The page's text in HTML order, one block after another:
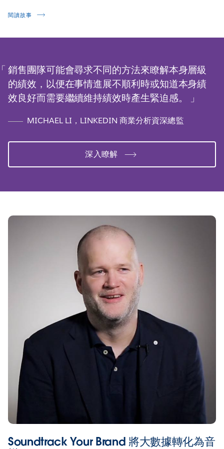
閱讀故事
銷售團隊可能會尋求不同的方法來瞭解本身層級
的績效，以便在事情進展不順利時或知道本身績
效良好而需要繼續維持績效時產生緊迫感。
MICHAEL LI，LINKEDIN 商業分析資深總監
深入瞭解
Soundtrack Your Brand 將大數據轉化為音